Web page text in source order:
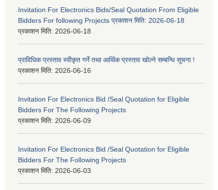
Invitation For Electronics Bids/Seal Quotation From Eligible
Bidders For following Projects प्रकाशन मिति: 2026-06-18
प्रकाशन मिति: 2026-06-18
प्राविधिक प्रस्ताव स्वीकृत गर्ने तथा आर्थिक प्रस्ताव खोल्ने सम्बन्धि सूचना !
प्रकाशन मिति: 2026-06-16
Invitation For Electronics Bid /Seal Quotation for Eligible
Bidders For The Following Projects
प्रकाशन मिति: 2026-06-09
Invitation For Electronics Bid /Seal Quotation for Eligible
Bidders For The Following Projects
प्रकाशन मिति: 2026-06-03